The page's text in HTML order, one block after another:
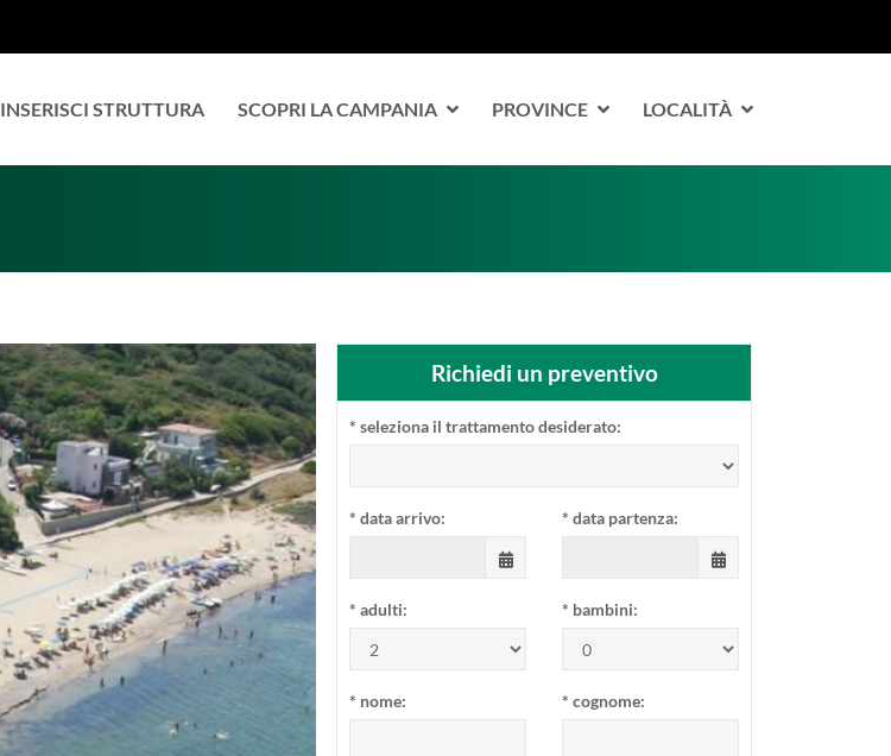
INSERISCI STRUTTURA SCOPRI LA CAMPANIA PROVINCE LOCALITÀ
Richiedi un preventivo
* seleziona il trattamento desiderato:
* data arrivo: * data partenza:
* adulti: * bambini:
* nome: * cognome: